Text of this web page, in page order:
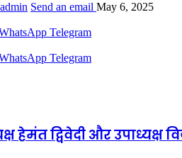
admin Send an email May 6, 2025
Telegram
Telegram
हेमंत द्विवेदी और